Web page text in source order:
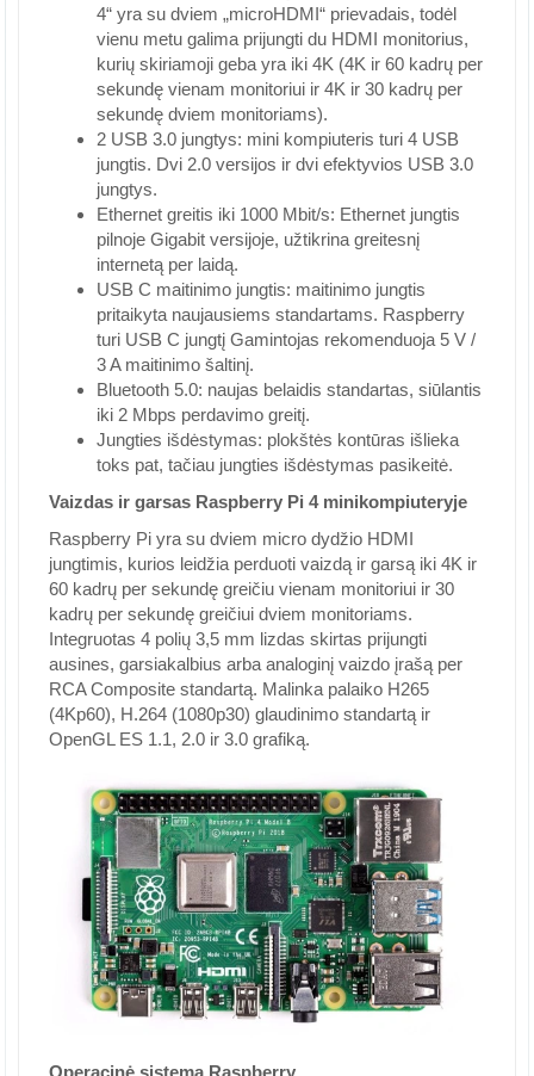
4“ yra su dviem „microHDMI“ prievadais, todėl
vienu metu galima prijungti du HDMI monitorius,
kurių skiriamoji geba yra iki 4K (4K ir 60 kadrų per
sekundę vienam monitoriui ir 4K ir 30 kadrų per
sekundę dviem monitoriams).
2 USB 3.0 jungtys: mini kompiuteris turi 4 USB
jungtis. Dvi 2.0 versijos ir dvi efektyvios USB 3.0
jungtys.
Ethernet greitis iki 1000 Mbit/s: Ethernet jungtis
pilnoje Gigabit versijoje, užtikrina greitesnį
internetą per laidą.
USB C maitinimo jungtis: maitinimo jungtis
pritaikyta naujausiems standartams. Raspberry
turi USB C jungtį Gamintojas rekomenduoja 5 V /
3 A maitinimo šaltinį.
Bluetooth 5.0: naujas belaidis standartas, siūlantis
iki 2 Mbps perdavimo greitį.
Jungties išdėstymas: plokštės kontūras išlieka
toks pat, tačiau jungties išdėstymas pasikeitė.
Vaizdas ir garsas Raspberry Pi 4 minikompiuteryje
Raspberry Pi yra su dviem micro dydžio HDMI
jungtimis, kurios leidžia perduoti vaizdą ir garsą iki 4K ir
60 kadrų per sekundę greičiu vienam monitoriui ir 30
kadrų per sekundę greičiui dviem monitoriams.
Integruotas 4 polių 3,5 mm lizdas skirtas prijungti
ausines, garsiakalbius arba analoginį vaizdo įrašą per
RCA Composite standartą. Malinka palaiko H265
(4Kp60), H.264 (1080p30) glaudinimo standartą ir
OpenGL ES 1.1, 2.0 ir 3.0 grafiką.
Operacinė sistema Raspberry